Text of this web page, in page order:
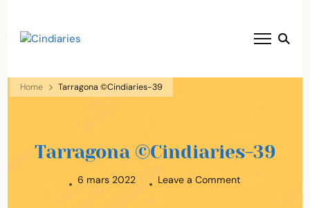
Home Tarragona ©Cindiaries-39
Tarragona ©Cindiaries-39
6 mars 2022 Leave a Comment